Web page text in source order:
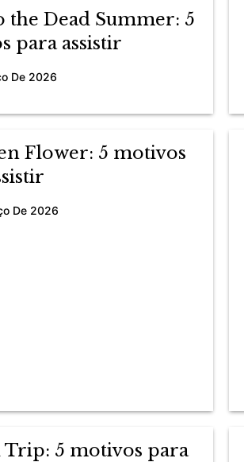
the Dead Summer: 5
para assistir
De 2026
Flower: 5 motivos
De 2026
Trip: 5 motivos para